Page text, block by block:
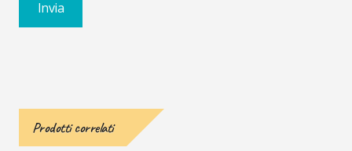
Prodotti correlati